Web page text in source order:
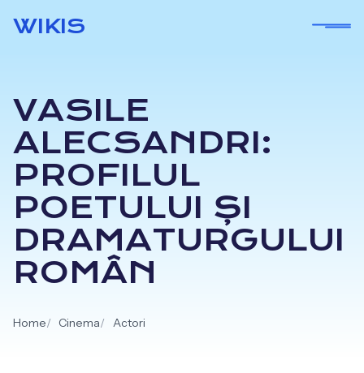
WIKIS
VASILE
ALECSANDRI:
PROFILUL
POETULUI ȘI
DRAMATURGULUI
ROMÂN
Home Cinema Actori